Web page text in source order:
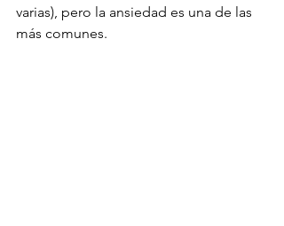
varias), pero la ansiedad es una de las
más comunes.